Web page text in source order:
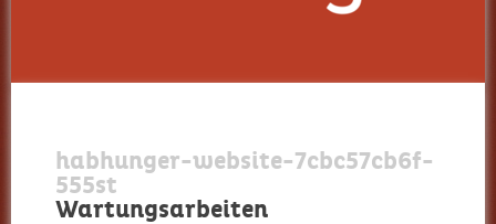
habhunger-website-7cbc57cb6f-
555st
Wartungsarbeiten